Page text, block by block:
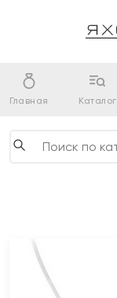
Главная Каталог